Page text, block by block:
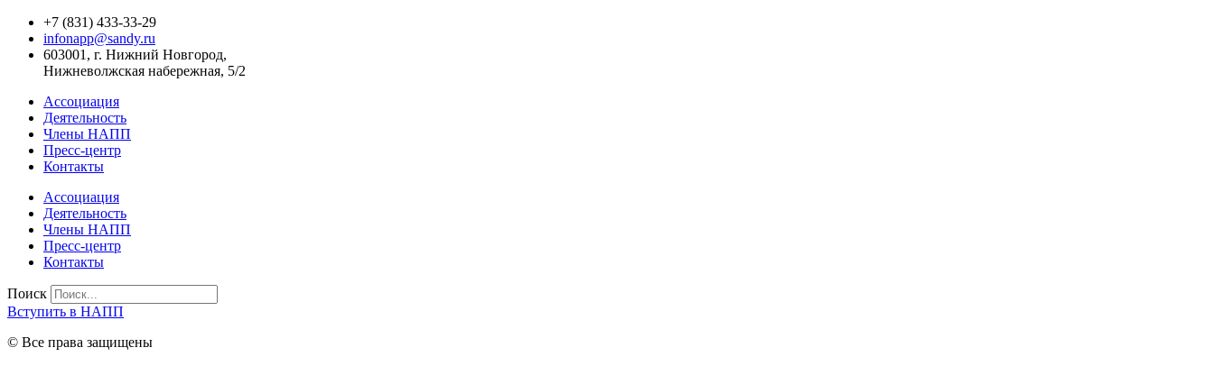
+7 (831) 433-33-29
infonapp@sandy.ru
603001, г. Нижний Новгород,
Нижневолжская набережная, 5/2
Ассоциация
Деятельность
Члены НАПП
Пресс-центр
Контакты
Ассоциация
Деятельность
Члены НАПП
Пресс-центр
Контакты
Поиск
Вступить в НАПП
© Все права защищены